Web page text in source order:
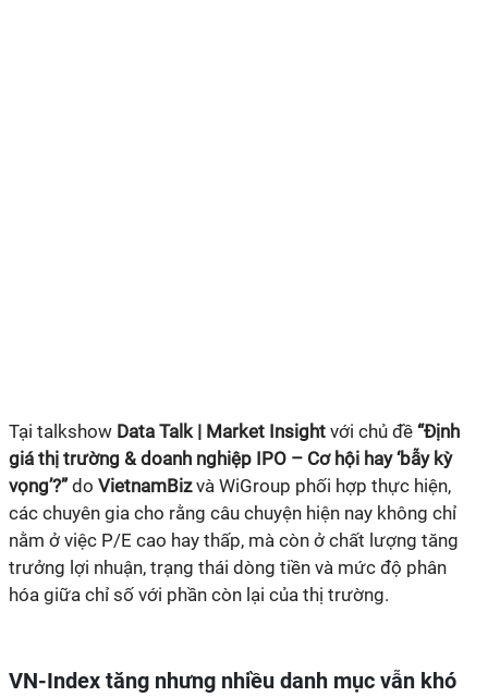
Tại talkshow Data Talk | Market Insight với chủ đề “Định
giá thị trường & doanh nghiệp IPO – Cơ hội hay ‘bẫy kỳ
vọng’?” do VietnamBizvà WiGroup phối hợp thực hiện,
các chuyên gia cho rằng câu chuyện hiện nay không chỉ
nằm ở việc P/E cao hay thấp, mà còn ở chất lượng tăng
trưởng lợi nhuận, trạng thái dòng tiền và mức độ phân
hóa giữa chỉ số với phần còn lại của thị trường.
VN-Index tăng nhưng nhiều danh mục vẫn khó